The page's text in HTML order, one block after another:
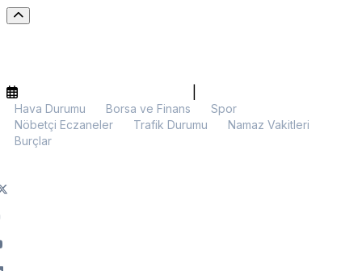
Hava Durumu Borsa ve Finans
Spor
Nöbetçi Eczaneler
Trafik Durumu
Namaz Vakitleri
Burçlar